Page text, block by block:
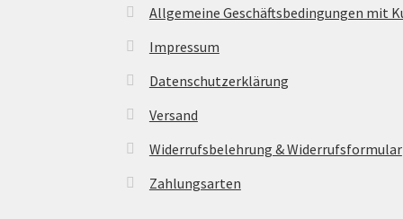
Allgemeine Geschäftsbedingungen mit
Impressum
Datenschutzerklärung
Versand
Widerrufsbelehrung & Widerrufsformular
Zahlungsarten